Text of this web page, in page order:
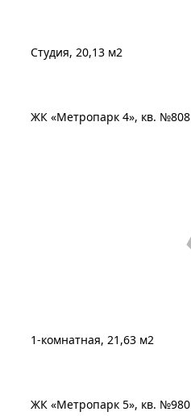
Студия, 20,13 м2
ЖК «Метропарк 4», кв. №808
1-комнатная, 21,63 м2
ЖК «Метропарк 5», кв. №980